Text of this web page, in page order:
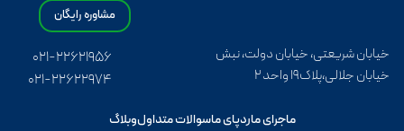
مشاوره رایگان
خیابان شریعتی، خیابان دولت، نبش
خیابان جلالی،پلاک۱۹ واحد ۲
۰۲۱-۲۲۶۲۱۹۵۶
۰۲۱-۲۲۶۲۲۹۷۴
ماجرای ماردپای ماسوالات متداولوبلاگ